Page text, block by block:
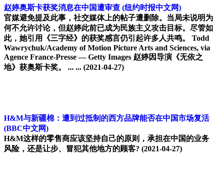
赵婷奥斯卡获奖消息在中国遭审查 (纽约时报中文网)
官媒避免提及此事，社交媒体上的帖子遭删除。当局未说明为
何不允许讨论，但赵婷此前已成为民族主义攻击目标。尽管如
此，她引用《三字经》的获奖感言仍引起许多人共鸣。 Todd
Wawrychuk/Academy of Motion Picture Arts and Sciences, via
Agence France-Presse — Getty Images 赵婷因导演《无依之
地》获奥斯卡奖。 ... ... (2021-04-27)
H&M与新疆棉：遭到过抵制的西方品牌能否在中国市场复活
(BBC中文网)
H&M这样的零售商应该坚持自己的原则，承担在中国的业务
风险，还是让步、冒犯其他地方的顾客? (2021-04-27)